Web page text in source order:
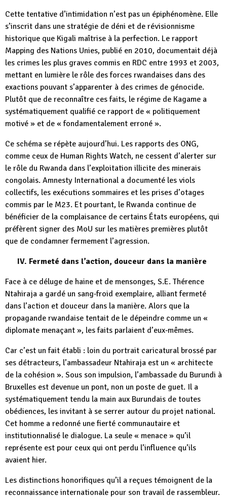
Cette tentative d’intimidation n’est pas un épiphénomène. Elle
s’inscrit dans une stratégie de déni et de révisionnisme
historique que Kigali maîtrise à la perfection. Le rapport
Mapping des Nations Unies, publié en 2010, documentait déjà
les crimes les plus graves commis en RDC entre 1993 et 2003,
mettant en lumière le rôle des forces rwandaises dans des
exactions pouvant s’apparenter à des crimes de génocide.
Plutôt que de reconnaître ces faits, le régime de Kagame a
systématiquement qualifié ce rapport de « politiquement
motivé » et de « fondamentalement erroné ».
Ce schéma se répète aujourd’hui. Les rapports des ONG,
comme ceux de Human Rights Watch, ne cessent d’alerter sur
le rôle du Rwanda dans l’exploitation illicite des minerais
congolais. Amnesty International a documenté les viols
collectifs, les exécutions sommaires et les prises d’otages
commis par le M23. Et pourtant, le Rwanda continue de
bénéficier de la complaisance de certains États européens, qui
préfèrent signer des MoU sur les matières premières plutôt
que de condamner fermement l’agression.
IV. Fermeté dans l’action, douceur dans la manière
Face à ce déluge de haine et de mensonges, S.E. Thérence
Ntahiraja a gardé un sang‑froid exemplaire, alliant fermeté
dans l’action et douceur dans la manière. Alors que la
propagande rwandaise tentait de le dépeindre comme un «
diplomate menaçant », les faits parlaient d’eux‑mêmes.
Car c’est un fait établi : loin du portrait caricatural brossé par
ses détracteurs, l’ambassadeur Ntahiraja est un « architecte
de la cohésion ». Sous son impulsion, l’ambassade du Burundi à
Bruxelles est devenue un pont, non un poste de guet. Il a
systématiquement tendu la main aux Burundais de toutes
obédiences, les invitant à se serrer autour du projet national.
Cet homme a redonné une fierté communautaire et
institutionnalisé le dialogue. La seule « menace » qu’il
représente est pour ceux qui ont perdu l’influence qu’ils
avaient hier.
Les distinctions honorifiques qu’il a reçues témoignent de la
reconnaissance internationale pour son travail de rassembleur.